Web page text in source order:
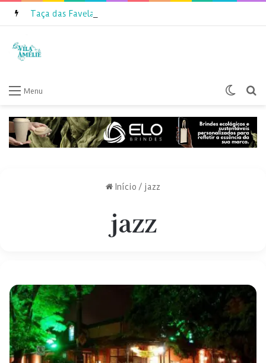
Taça das Favelas Amazonas 2026 inicia inscrições
Menu
Início / jazz
jazz